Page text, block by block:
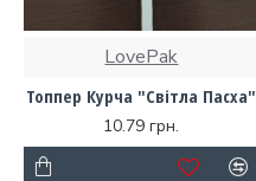
LovePak
Топпер Курча "Світла Пасха"
10.79 грн.